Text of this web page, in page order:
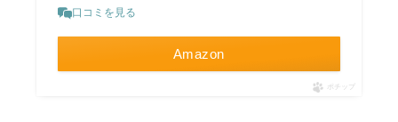
口コミを見る
Amazon
ポチップ